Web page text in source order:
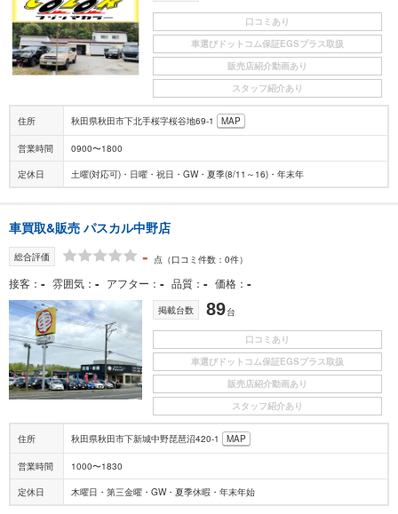
口コミあり
車選びドットコム保証EGSプラス取扱
販売店紹介動画あり
スタッフ紹介あり
住所 秋田県秋田市下北手桜字桜谷地69-1 MAP
営業時間 0900〜1800
定休日 土曜(対応可)・日曜・祝日・GW・夏季(8/11～16)・年末年
車買取&販売 パスカル中野店
総合評価 - 点 （口コミ件数：0件）
接客 - 雰囲気 - アフター - 品質 - 価格 -
掲載台数 89台
口コミあり
車選びドットコム保証EGSプラス取扱
販売店紹介動画あり
スタッフ紹介あり
住所 秋田県秋田市下新城中野琵琶沼420-1 MAP
営業時間 1000〜1830
定休日 木曜日・第三金曜・GW・夏季休暇・年末年始